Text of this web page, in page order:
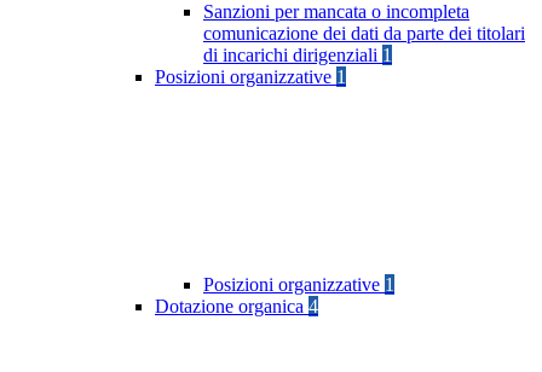
Sanzioni per mancata o incompleta
comunicazione dei dati da parte dei titolari
di incarichi dirigenziali 1
Posizioni organizzative 1
Posizioni organizzative 1
Dotazione organica 4